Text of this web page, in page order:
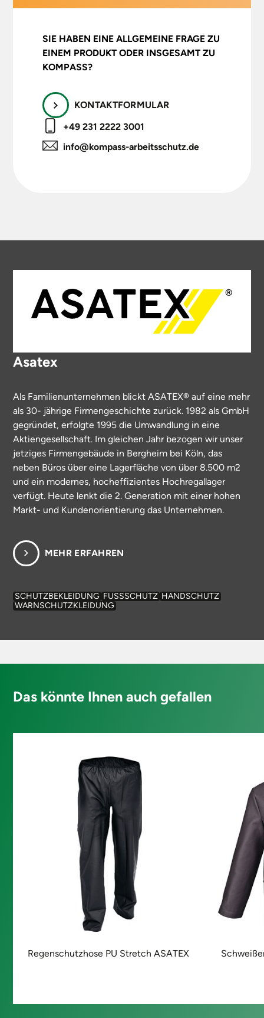
Lebensmittelindustrie,
Krankenhäuser,
Bergungsarbeiten,
kriminalistische
bei
Rettungsorganisationen
Flughafenbehörden,
SIE HABEN EINE ALLGEMEINE FRAGE ZU
EINEM PRODUKT ODER INSGESAMT ZU
KOMPASS?
KONTAKTFORMULAR
+49 231 2222 3001
info@kompass-arbeitsschutz.de
Asatex
Als Familienunternehmen blickt ASATEX® auf eine mehr
als 30- jährige Firmengeschichte zurück. 1982 als GmbH
gegründet, erfolgte 1995 die Umwandlung in eine
Aktiengesellschaft. Im gleichen Jahr bezogen wir unser
jetziges Firmengebäude in Bergheim bei Köln, das
neben Büros über eine Lagerfläche von über 8.500 m2
und ein modernes, hocheffizientes Hochregallager
verfügt. Heute lenkt die 2. Generation mit einer hohen
Markt- und Kundenorientierung das Unternehmen.
MEHR ERFAHREN
SCHUTZBEKLEIDUNG FUSSSCHUTZ HANDSCHUTZ
WARNSCHUTZKLEIDUNG
Das könnte Ihnen auch gefallen
Regenschutzhose PU Stretch ASATEX